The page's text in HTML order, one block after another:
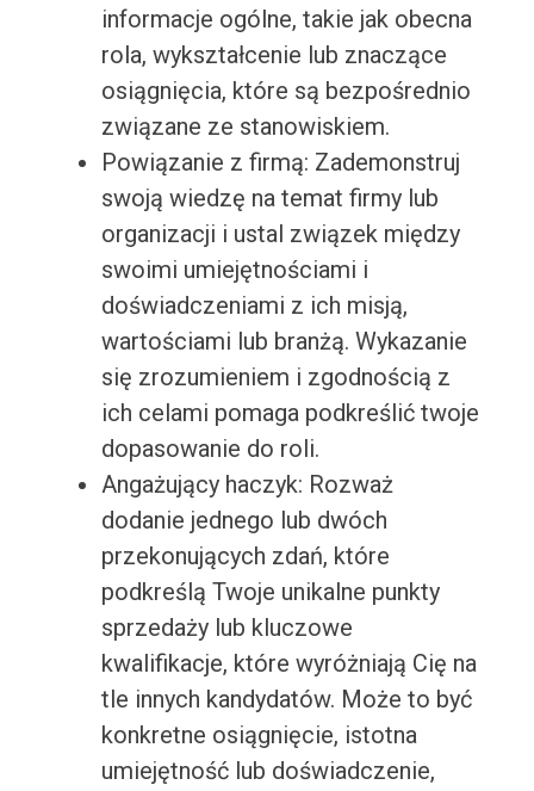
informacje ogólne, takie jak obecna
rola, wykształcenie lub znaczące
osiągnięcia, które są bezpośrednio
związane ze stanowiskiem.
Powiązanie z firmą: Zademonstruj
swoją wiedzę na temat firmy lub
organizacji i ustal związek między
swoimi umiejętnościami i
doświadczeniami z ich misją,
wartościami lub branżą. Wykazanie
się zrozumieniem i zgodnością z
ich celami pomaga podkreślić twoje
dopasowanie do roli.
Angażujący haczyk: Rozważ
dodanie jednego lub dwóch
przekonujących zdań, które
podkreślą Twoje unikalne punkty
sprzedaży lub kluczowe
kwalifikacje, które wyróżniają Cię na
tle innych kandydatów. Może to być
konkretne osiągnięcie, istotna
umiejętność lub doświadczenie,